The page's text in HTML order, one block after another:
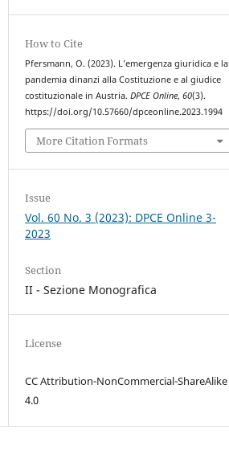
How to Cite
Pfersmann, O. (2023). L’emergenza giuridica e la
pandemia dinanzi alla Costituzione e al giudice
costituzionale in Austria.DPCE Online,60(3).
https://doi.org/10.57660/dpceonline.2023.1994
More Citation Formats
Issue
Vol. 60 No. 3 (2023): DPCE Online 3-
2023
Section
II - Sezione Monografica
License
CC Attribution-NonCommercial-ShareAlike
4.0